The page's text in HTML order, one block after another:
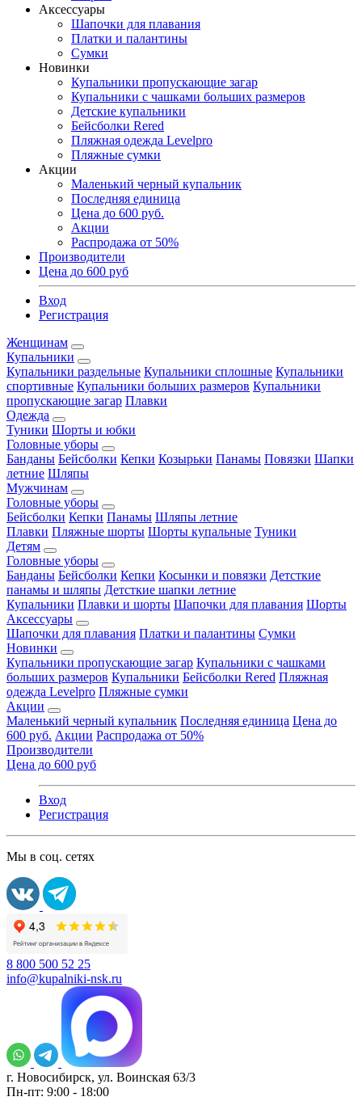
Аксессуары
Шапочки для плавания
Платки и палантины
Сумки
Новинки
Купальники пропускающие загар
Купальники с чашками больших размеров
Детские купальники
Бейсболки Rered
Пляжная одежда Levelpro
Пляжные сумки
Акции
Маленький черный купальник
Последняя единица
Цена до 600 руб.
Акции
Распродажа от 50%
Производители
Цена до 600 руб
Вход
Регистрация
Женщинам
Купальники
Купальники раздельные Купальники сплошные Купальники
спортивные Купальники больших размеров Купальники
пропускающие загар Плавки
Одежда
Туники Шорты и юбки
Головные уборы
Банданы Бейсболки Кепки Козырьки Панамы Повязки Шапки
летние Шляпы
Мужчинам
Головные уборы
Бейсболки Кепки Панамы Шляпы летние
Плавки Пляжные шорты Шорты купальные Туники
Детям
Головные уборы
Банданы Бейсболки Кепки Косынки и повязки Детсткие
панамы и шляпы Детсткие шапки летние
Купальники Плавки и шорты Шапочки для плавания Шорты
Аксессуары
Шапочки для плавания Платки и палантины Сумки
Новинки
Купальники пропускающие загар Купальники с чашками
больших размеров Купальники Бейсболки Rered Пляжная
одежда Levelpro Пляжные сумки
Акции
Маленький черный купальник Последняя единица Цена до
600 руб. Акции Распродажа от 50%
Производители
Цена до 600 руб
Вход
Регистрация
Мы в соц. сетях
8 800 500 52 25
info@kupalniki-nsk.ru
г. Новосибирск, ул. Воинская 63/3
Пн-пт: 9:00 - 18:00